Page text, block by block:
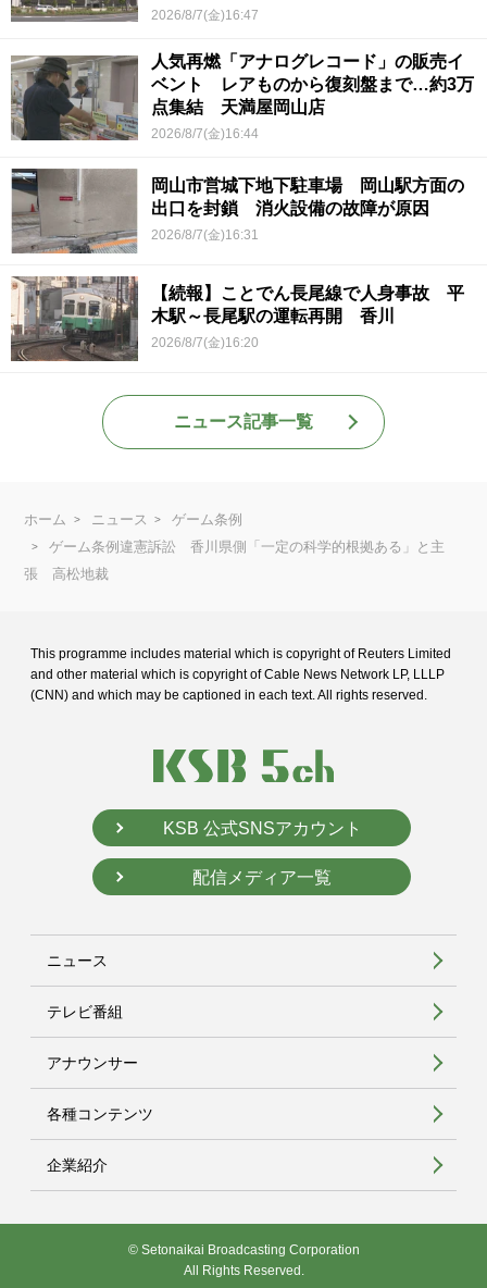
ていて被害結果も非常に重い」
2026/8/7(金)16:47
人気再燃「アナログレコード」の販売イ
ベント レアものから復刻盤まで…約3万
点集結 天満屋岡山店
2026/8/7(金)16:44
岡山市営城下地下駐車場 岡山駅方面の
出口を封鎖 消火設備の故障が原因
2026/8/7(金)16:31
【続報】ことでん長尾線で人身事故 平
木駅～長尾駅の運転再開 香川
2026/8/7(金)16:20
ニュース記事一覧
ホーム ニュース
ゲーム条例
ゲーム条例違憲訴訟 香川県側「一定の科学的根拠ある」と主
張 高松地裁
This programme includes material which is copyright of Reuters Limited
and other material which is copyright of Cable News Network LP, LLLP
(CNN) and which may be captioned in each text. All rights reserved.
KSB 公式SNSアカウント
配信メディア一覧
ニュース
テレビ番組
アナウンサー
各種コンテンツ
企業紹介
© Setonaikai Broadcasting Corporation
All Rights Reserved.